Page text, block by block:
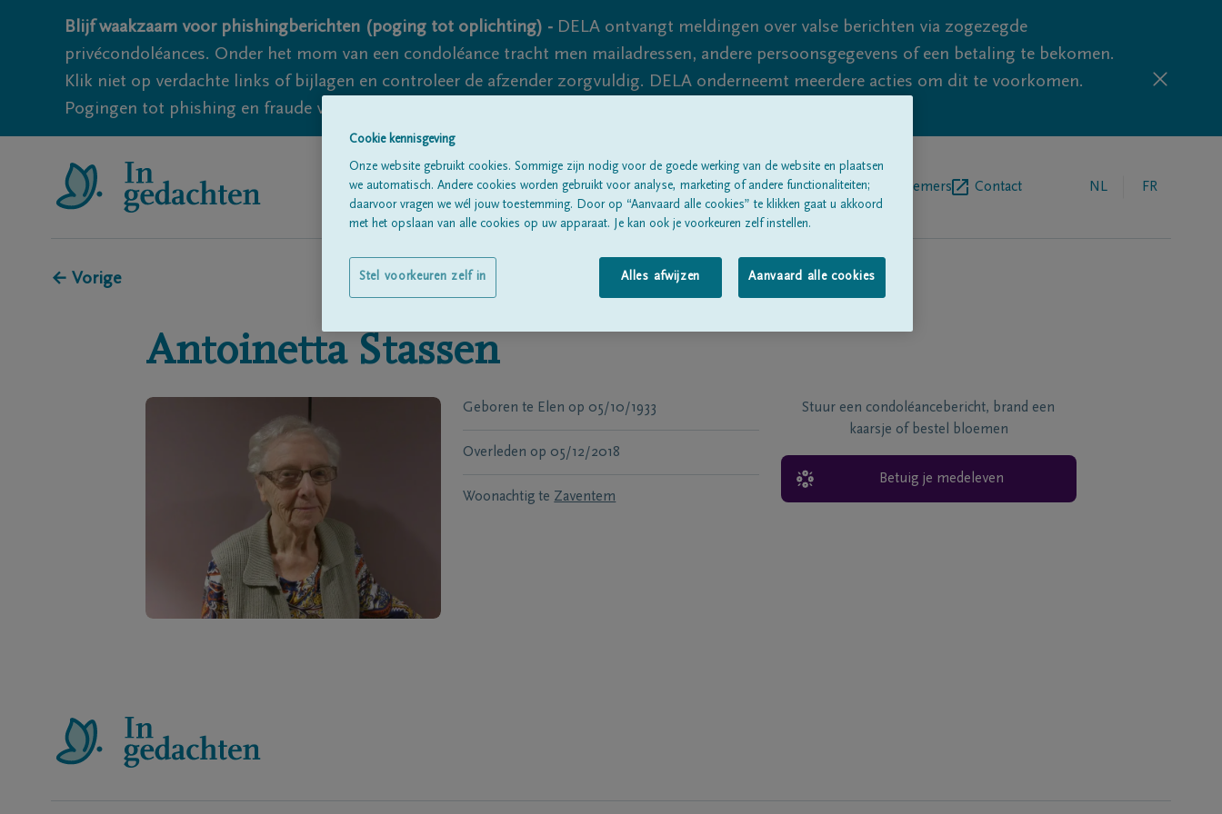
Blijf waakzaam voor phishingberichten (poging tot oplichting) - DELA ontvangt meldingen over valse berichten via zogezegde
privécondoléances. Onder het mom van een condoléance tracht men mailadressen, andere persoonsgegevens of een betaling te bekomen.
Klik niet op verdachte links of bijlagen en controleer de afzender zorgvuldig. DELA onderneemt meerdere acties om dit te voorkomen.
Pogingen tot phishing en fraude vallen echter nooit volledig uit te sluiten, dus blijf waakzaam.
Alle rouwberichten Over onsBegrafenisondernemers Contact NL FR
← Vorige
Antoinetta Stassen
Geboren te Elen op 05/10/1933
Overleden op 05/12/2018
Woonachtig te Zaventem
Stuur een condoléancebericht, brand een
kaarsje of bestel bloemen
Betuig je medeleven
Cookie kennisgeving
Onze website gebruikt cookies. Sommige zijn nodig voor de goede werking van de website en plaatsen
we automatisch. Andere cookies worden gebruikt voor analyse, marketing of andere functionaliteiten;
daarvoor vragen we wél jouw toestemming. Door op “Aanvaard alle cookies” te klikken gaat u akkoord
met het opslaan van alle cookies op uw apparaat. Je kan ook je voorkeuren zelf instellen.
Alles afwijzen Aanvaard alle cookies
Stel voorkeuren zelf in